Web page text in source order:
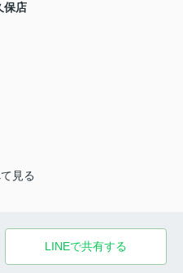
保店
見る
LINEで共有する